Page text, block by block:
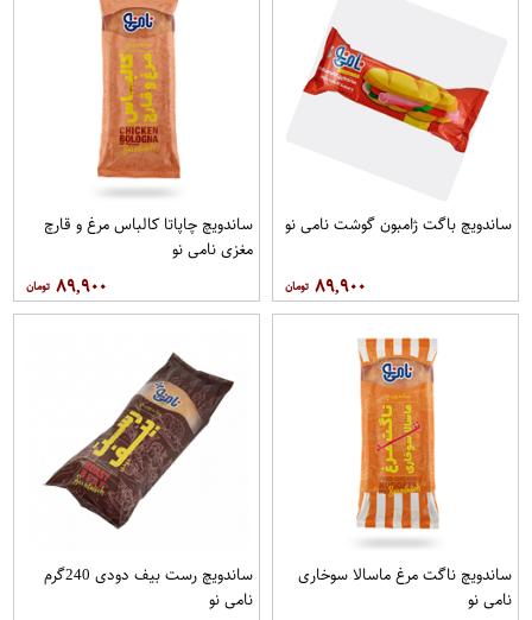
ساندویچ باگت ژامبون گوشت نامی نو
۸۹,۹۰۰
ساندویچ چاپاتا کالباس مرغ و قارچ
مغزی نامی نو
۸۹,۹۰۰
ساندویچ ناگت مرغ ماسالا سوخاری
نامی نو
ساندویچ رست بیف دودی 240گرم
نامی نو